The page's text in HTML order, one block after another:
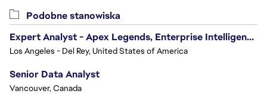
Podobne stanowiska
Expert Analyst - Apex Legends, Enterprise Intelligence (EI)
Los Angeles - Del Rey, United States of America
Senior Data Analyst
Vancouver, Canada